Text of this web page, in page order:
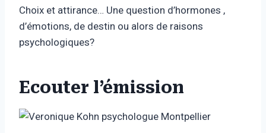
Choix et attirance… Une question d’hormones ,
d’émotions, de destin ou alors de raisons
psychologiques?
Ecouter l’émission